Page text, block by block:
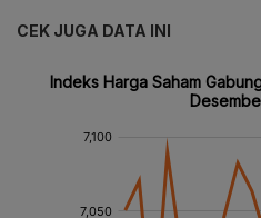
CEK JUGA DATA INI